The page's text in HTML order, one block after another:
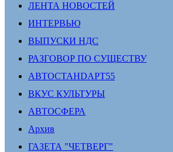
ЛЕНТА НОВОСТЕЙ
ИНТЕРВЬЮ
ВЫПУСКИ НДС
РАЗГОВОР ПО СУЩЕСТВУ
АВТОСТАНDАРТ55
ВКУС КУЛЬТУРЫ
АВТОСФЕРА
Архив
ГАЗЕТА "ЧЕТВЕРГ"